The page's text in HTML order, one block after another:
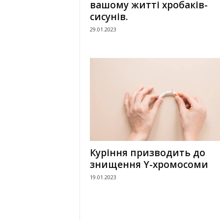
вашому житті хробаків-
сисунів.
29.01.2023
Куріння призводить до
знищення Y-хромосоми
19.01.2023